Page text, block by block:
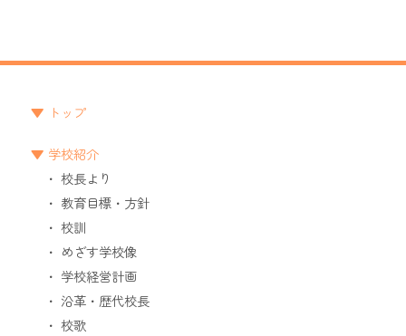
トップ
学校紹介
校長より
教育目標・方針
校訓
めざす学校像
学校経営計画
沿革・歴代校長
校歌